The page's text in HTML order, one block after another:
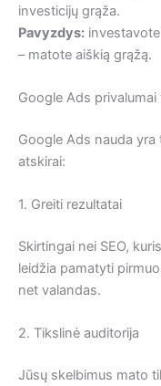
investicijų grąža.
Pavyzdys:
– matote aiškią grąžą.
Google Ads privalumai
Google Ads nauda
atskirai:
1. Greiti rezultatai
Skirtingai nei SEO,
leidžia pamatyti
net valandas.
2. Tikslinė auditorija
Jūsų skelbimus mato